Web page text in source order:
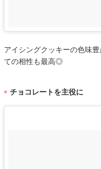
アイシングクッキーの色味
ての相性も最高◎
■ チョコレートを主役に